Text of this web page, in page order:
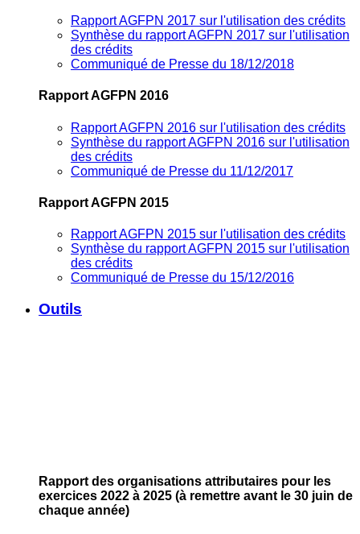
Rapport AGFPN 2017 sur l'utilisation des crédits
Synthèse du rapport AGFPN 2017 sur l'utilisation
des crédits
Communiqué de Presse du 18/12/2018
Rapport AGFPN 2016
Rapport AGFPN 2016 sur l'utilisation des crédits
Synthèse du rapport AGFPN 2016 sur l'utilisation
des crédits
Communiqué de Presse du 11/12/2017
Rapport AGFPN 2015
Rapport AGFPN 2015 sur l'utilisation des crédits
Synthèse du rapport AGFPN 2015 sur l'utilisation
des crédits
Communiqué de Presse du 15/12/2016
Outils
Rapport des organisations attributaires pour les
exercices 2022 à 2025 (à remettre avant le 30 juin de
chaque année)